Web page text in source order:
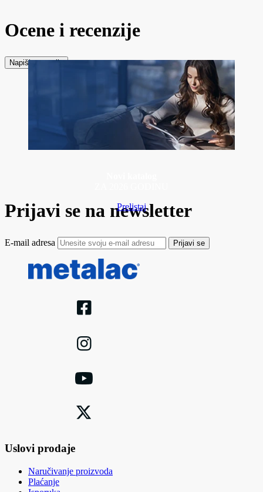
Ocene i recenzije
Napiši recenziju
Prelistaj
Prijavi se na newsletter
E-mail adresa Prijavi se
Uslovi prodaje
Naručivanje proizvoda
Plaćanje